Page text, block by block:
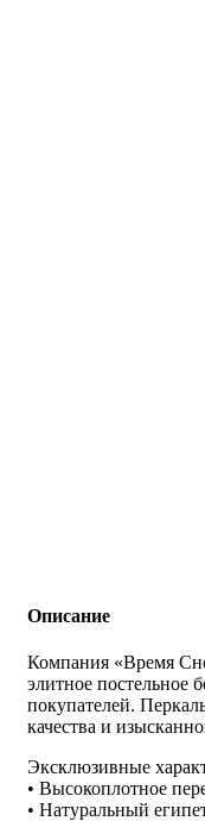
Описание
Компания «Время
элитное постельное
покупателей.
качества и
Эксклюзивные
• Высокоплотное
• Натуральный